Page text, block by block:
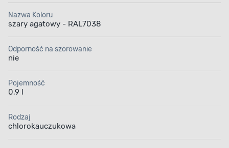
Nazwa Koloru
szary agatowy - RAL7038
Odporność na szorowanie
nie
Pojemność
0,9 l
Rodzaj
chlorokauczukowa